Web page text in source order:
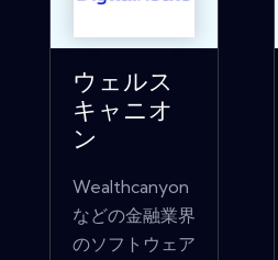
ウェルス
キャニオ
ン
Wealthcanyon
などの金融業界
のソフトウェア